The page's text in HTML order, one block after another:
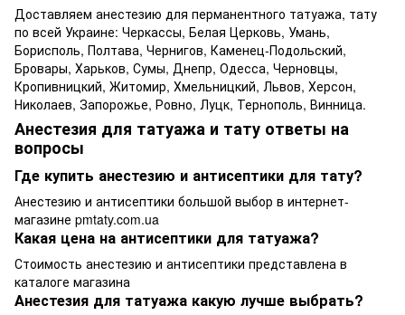
Доставляем анестезию для перманентного татуажа, тату
по всей Украине: Черкассы, Белая Церковь, Умань,
Борисполь, Полтава, Чернигов, Каменец-Подольский,
Бровары, Харьков, Сумы, Днепр, Одесса, Черновцы,
Кропивницкий, Житомир, Хмельницкий, Львов, Херсон,
Николаев, Запорожье, Ровно, Луцк, Тернополь, Винница.
Анестезия для татуажа и тату ответы на
вопросы
Где купить анестезию и антисептики для тату?
Анестезию и антисептики большой выбор в интернет-
магазине pmtaty.com.ua
Какая цена на антисептики для татуажа?
Стоимость анестезию и антисептики представлена в
каталоге магазина
Анестезия для татуажа какую лучше выбрать?